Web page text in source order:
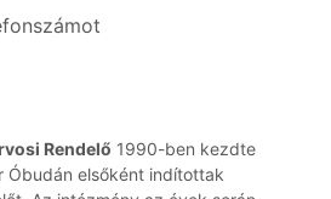
Rendelő 1990-ben kezdte
Óbudán elsőként indítottak